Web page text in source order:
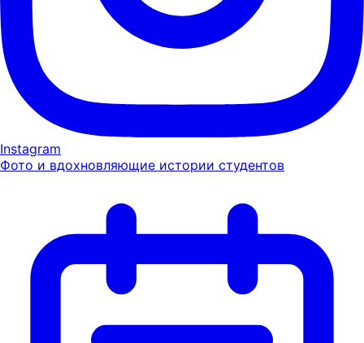
Instagram
Фото и вдохновляющие истории студентов